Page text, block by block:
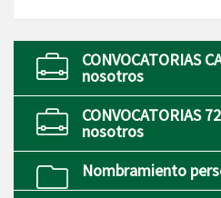
CONVOCATORIAS
nosotros
CONVOCATORIAS
nosotros
Nombramiento